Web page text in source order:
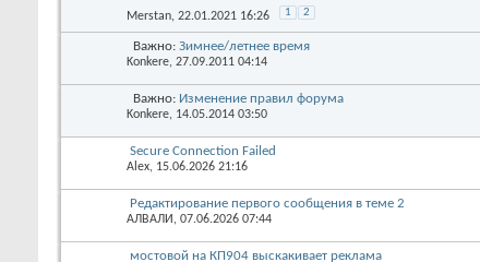
Merstan, 22.01.2021 16:26 1 2
Важно:Зимнее/летнее время
Konkere, 27.09.2011 04:14
Важно:Изменение правил форума
Konkere, 14.05.2014 03:50
Secure Connection Failed
Alex, 15.06.2026 21:16
Редактирование первого сообщения в теме 2
АЛВАЛИ , 07.06.2026 07:44
мостовой на КП904 выскакивает реклама